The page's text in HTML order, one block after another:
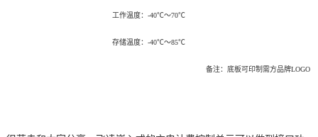
工作温度：-40℃～70℃
存储温度：-40℃～85℃
备注：底板可印制需方品牌LOGO